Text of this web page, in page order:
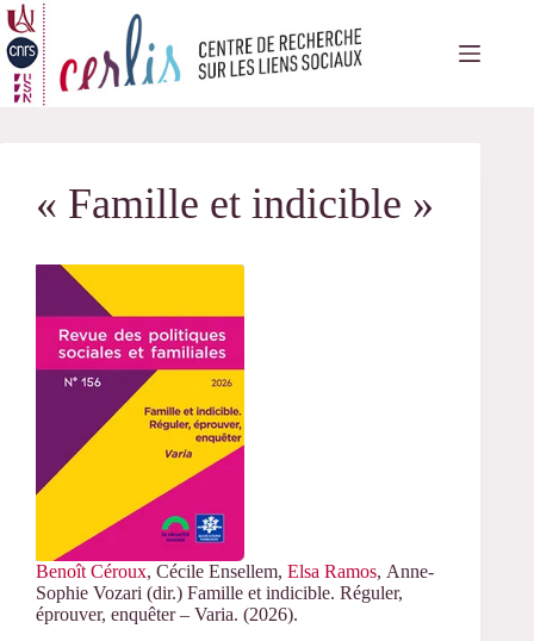
Passer
au
contenu
« Famille et indicible »
Benoît Céroux, Cécile Ensellem, Elsa Ramos, Anne-
Sophie Vozari (dir.) Famille et indicible. Réguler,
éprouver, enquêter – Varia. (2026).